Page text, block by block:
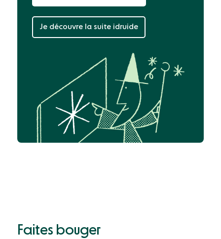
Je découvre la suite idruide
Faites bouger